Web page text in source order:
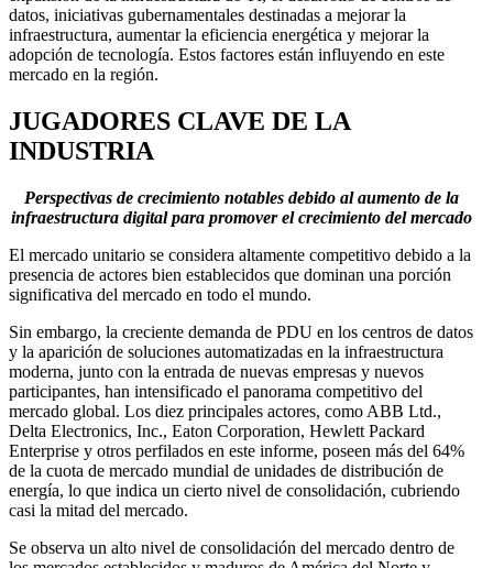
datos, iniciativas gubernamentales destinadas a mejorar la
infraestructura, aumentar la eficiencia energética y mejorar la
adopción de tecnología. Estos factores están influyendo en este
mercado en la región.
JUGADORES CLAVE DE LA
INDUSTRIA
Perspectivas de crecimiento notables debido al aumento de la
infraestructura digital para promover el crecimiento del mercado
El mercado unitario se considera altamente competitivo debido a la
presencia de actores bien establecidos que dominan una porción
significativa del mercado en todo el mundo.
Sin embargo, la creciente demanda de PDU en los centros de datos
y la aparición de soluciones automatizadas en la infraestructura
moderna, junto con la entrada de nuevas empresas y nuevos
participantes, han intensificado el panorama competitivo del
mercado global. Los diez principales actores, como ABB Ltd.,
Delta Electronics, Inc., Eaton Corporation, Hewlett Packard
Enterprise y otros perfilados en este informe, poseen más del 64%
de la cuota de mercado mundial de unidades de distribución de
energía, lo que indica un cierto nivel de consolidación, cubriendo
casi la mitad del mercado.
Se observa un alto nivel de consolidación del mercado dentro de